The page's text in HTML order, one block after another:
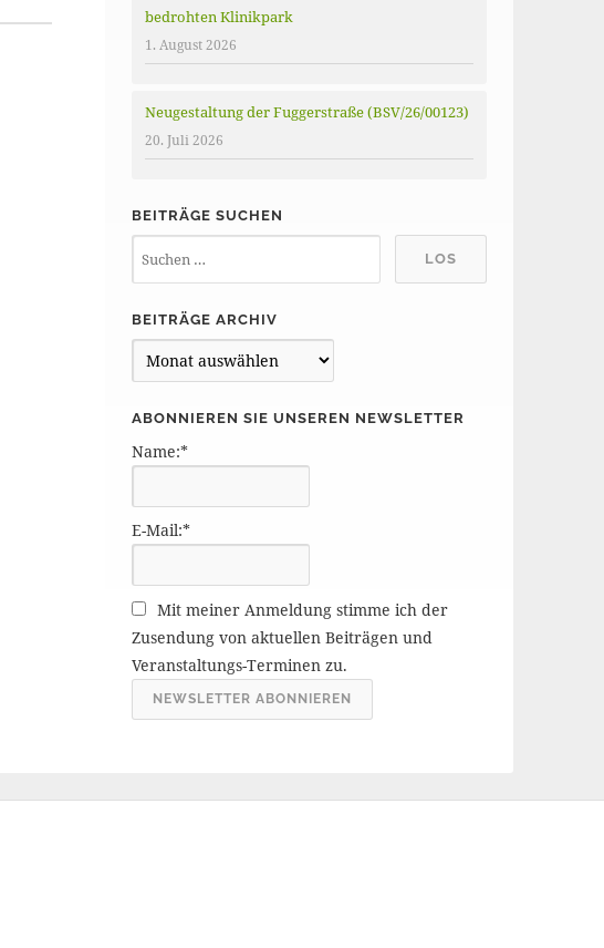
bedrohten Klinikpark
1. August 2026
Neugestaltung der Fuggerstraße (BSV/26/00123)
20. Juli 2026
BEITRÄGE SUCHEN
BEITRÄGE ARCHIV
e
r
e
r
c
h
i
ABONNIEREN SIE UNSEREN NEWSLETTER
Name:*
E-Mail:*
Mit meiner Anmeldung stimme ich der
Zusendung von aktuellen Beiträgen und
Veranstaltungs-Terminen zu.